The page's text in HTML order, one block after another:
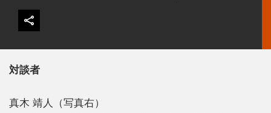
対談者
真木 靖人（写真右）